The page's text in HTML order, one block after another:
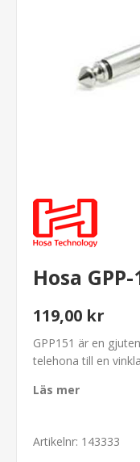
Hosa GPP-
119,00 kr
GPP151 är en
telehona till en
Läs mer
Artikelnr: 143333